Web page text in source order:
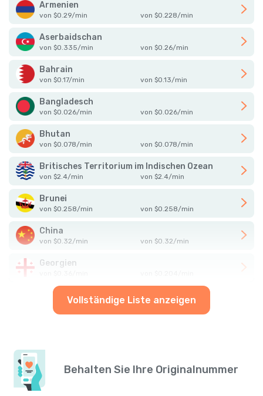
Armenien
von $0.29/min von $0.228/min
Aserbaidschan
von $0.335/min von $0.26/min
Bahrain
von $0.17/min von $0.13/min
Bangladesch
von $0.026/min von $0.026/min
Bhutan
von $0.078/min von $0.078/min
Britisches Territorium im Indischen Ozean
von $2.4/min von $2.4/min
Brunei
von $0.258/min von $0.258/min
China
von $0.32/min von $0.32/min
Georgien
Vollständige Liste anzeigen
Behalten Sie Ihre Originalnummer